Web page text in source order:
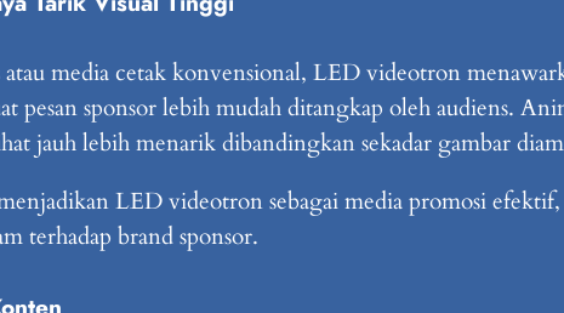
atau media cetak konvensional, LED videotron
pesan sponsor lebih mudah ditangkap oleh audiens.
jauh lebih menarik dibandingkan sekadar gambar
LED videotron sebagai media promosi
terhadap brand sponsor.